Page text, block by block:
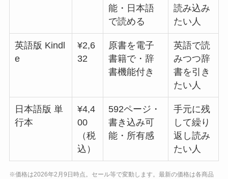
能・日本語
で読める
読み込み
たい人
英語版 Kindl
e
¥2,6
32
原書を電子
書籍で・辞
書機能付き
英語で読
みつつ辞
書を引き
たい人
日本語版 単
行本
¥4,4
00
（税
込）
592ページ・
書き込み可
能・所有感
手元に残
して繰り
返し読み
たい人
※価格は2026年2月9日時点。セール等で変動します。最新の価格は各商品